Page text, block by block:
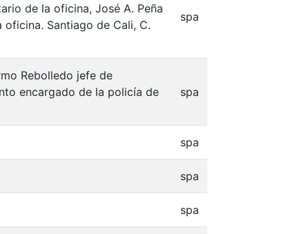
de la oficina, José A. Peña
Santiago de Cali, C.
spa
Rebolledo jefe de
encargado de la policía de
spa
spa
spa
spa